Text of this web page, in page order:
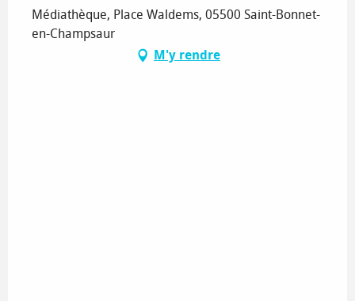
Médiathèque, Place Waldems, 05500 Saint-Bonnet-
en-Champsaur
M'y rendre